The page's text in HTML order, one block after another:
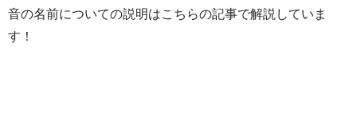
音の名前についての説明はこちらの記事で解説していま
す！